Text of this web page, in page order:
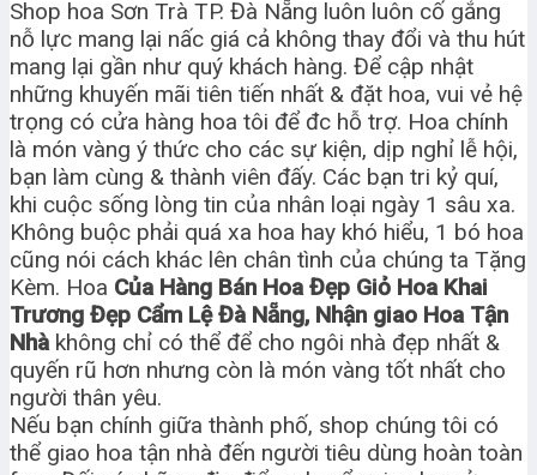
Shop hoa Sơn Trà TP. Đà Nẵng luôn luôn cố gắng
nỗ lực mang lại nấc giá cả không thay đổi và thu hút
mang lại gần như quý khách hàng. Để cập nhật
những khuyến mãi tiên tiến nhất & đặt hoa, vui vẻ hệ
trọng có cửa hàng hoa tôi để đc hỗ trợ. Hoa chính
là món vàng ý thức cho các sự kiện, dịp nghỉ lễ hội,
bạn làm cùng & thành viên đấy. Các bạn tri kỷ quí,
khi cuộc sống lòng tin của nhân loại ngày 1 sâu xa.
Không buộc phải quá xa hoa hay khó hiểu, 1 bó hoa
cũng nói cách khác lên chân tình của chúng ta Tặng
Kèm. Hoa Của Hàng Bán Hoa Đẹp Giỏ Hoa Khai
Trương Đẹp Cẩm Lệ Đà Nẵng, Nhận giao Hoa Tận
Nhà không chỉ có thể để cho ngôi nhà đẹp nhất &
quyến rũ hơn nhưng còn là món vàng tốt nhất cho
người thân yêu.
Nếu bạn chính giữa thành phố, shop chúng tôi có
thể giao hoa tận nhà đến người tiêu dùng hoàn toàn